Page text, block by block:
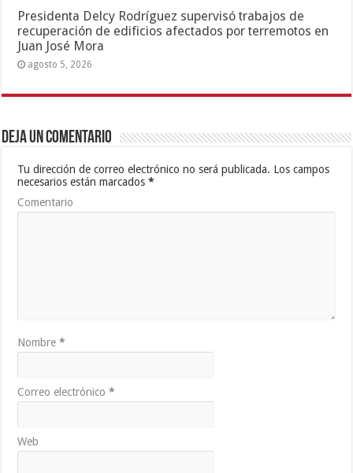
Presidenta Delcy Rodríguez supervisó trabajos de
recuperación de edificios afectados por terremotos en
Juan José Mora
agosto 5, 2026
Deja un comentario
Tu dirección de correo electrónico no será publicada. Los campos
necesarios están marcados*
Comentario
Nombre*
Correo electrónico*
Web